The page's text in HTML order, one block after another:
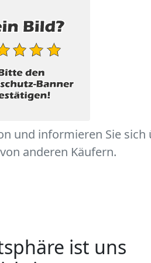
und informieren Sie sich
anderen Käufern.
ist uns